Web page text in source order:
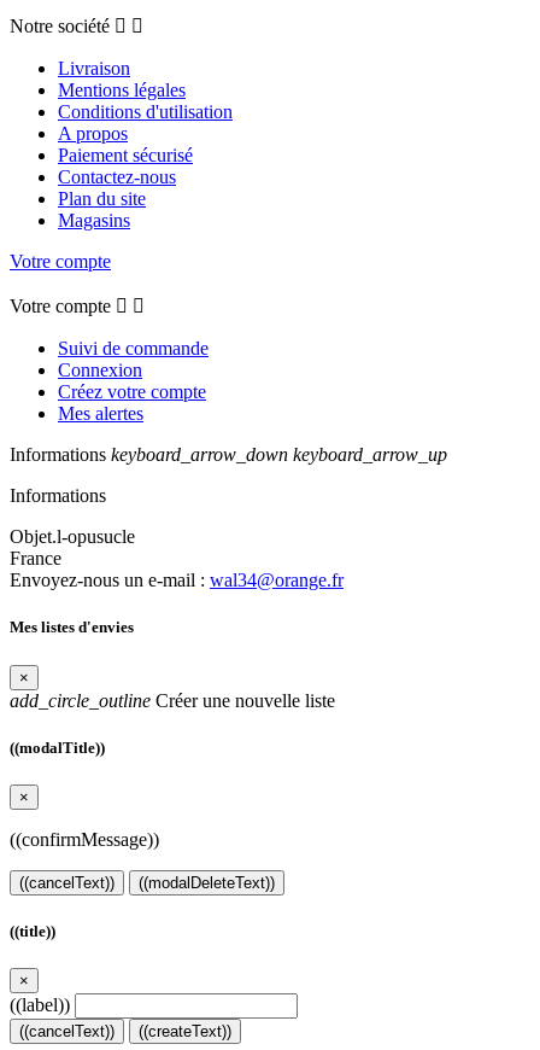
Notre société  
Livraison
Mentions légales
Conditions d'utilisation
A propos
Paiement sécurisé
Contactez-nous
Plan du site
Magasins
Votre compte
Votre compte  
Suivi de commande
Connexion
Créez votre compte
Mes alertes
Informations keyboard_arrow_down keyboard_arrow_up
Informations
Objet.l-opusucle
France
Envoyez-nous un e-mail : wal34@orange.fr
Mes listes d'envies
×
add_circle_outline Créer une nouvelle liste
((modalTitle))
×
((confirmMessage))
((cancelText)) ((modalDeleteText))
((title))
×
((label))
((cancelText)) ((createText))